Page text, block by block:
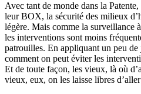
Avec tant de monde dans la
leur BOX, la sécurité des milieux
légère. Mais comme la surveillance
les interventions sont moins
patrouilles. En appliquant un peu de
comment on peut éviter les
Et de toute façon, les vieux, là où
vieux, eux, on les laisse libres